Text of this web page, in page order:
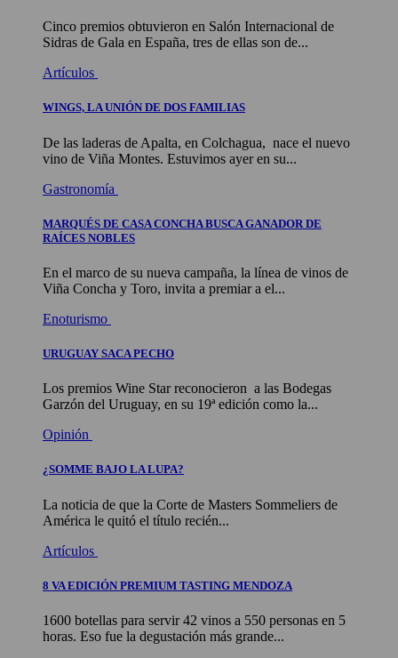
Cinco premios obtuvieron en Salón Internacional de
Sidras de Gala en España, tres de ellas son de...
Artículos
WINGS, LA UNIÓN DE DOS FAMILIAS
De las laderas de Apalta, en Colchagua, nace el nuevo
vino de Viña Montes. Estuvimos ayer en su...
Gastronomía
MARQUÉS DE CASA CONCHA BUSCA GANADOR DE
RAÍCES NOBLES
En el marco de su nueva campaña, la línea de vinos de
Viña Concha y Toro, invita a premiar a el...
Enoturismo
URUGUAY SACA PECHO
Los premios Wine Star reconocieron a las Bodegas
Garzón del Uruguay, en su 19ª edición como la...
Opinión
¿SOMME BAJO LA LUPA?
La noticia de que la Corte de Masters Sommeliers de
América le quitó el título recién...
Artículos
8 VA EDICIÓN PREMIUM TASTING MENDOZA
1600 botellas para servir 42 vinos a 550 personas en 5
horas. Eso fue la degustación más grande...